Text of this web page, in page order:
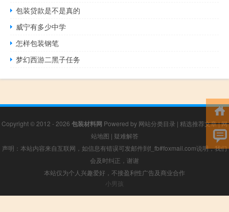
包装贷款是不是真的
威宁有多少中学
怎样包装钢笔
梦幻西游二黑子任务
Copyright © 2012 - 2026 包装材料网 Powered by 网站分类目录 | 精选推荐文章|网
站地图 | 疑难解答
声明：本站内容来自互联网，如信息有错误可发邮件到f_fb#foxmail.com说明，我们
会及时纠正，谢谢
本站仅为个人兴趣爱好，不接盈利性广告及商业合作
小男孩